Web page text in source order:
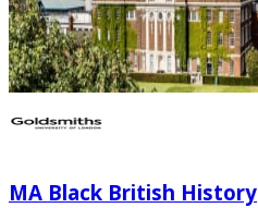
MA Black British History